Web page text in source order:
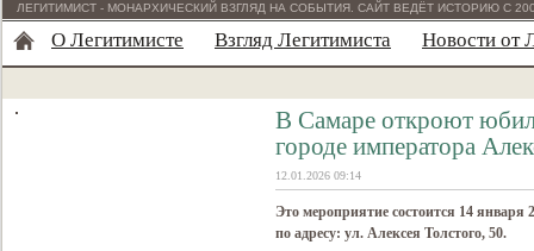
ЛЕГИТИМИСТ - МОНАРХИЧЕСКИЙ ВЗГЛЯД НА СОБЫТИЯ. САЙТ ВЕДЁТ ИСТОРИЮ С
О Легитимисте Взгляд Легитимиста Новости от
В Самаре откроют
городе императора
12.01.2026 09:14
Это мероприятие состоится 14 января
по адресу: ул. Алексея Толстого, 50.